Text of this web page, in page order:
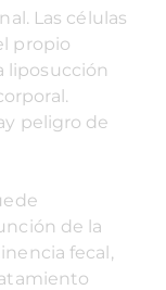
Las células
propio
liposucción
peligro de
de la
fecal,